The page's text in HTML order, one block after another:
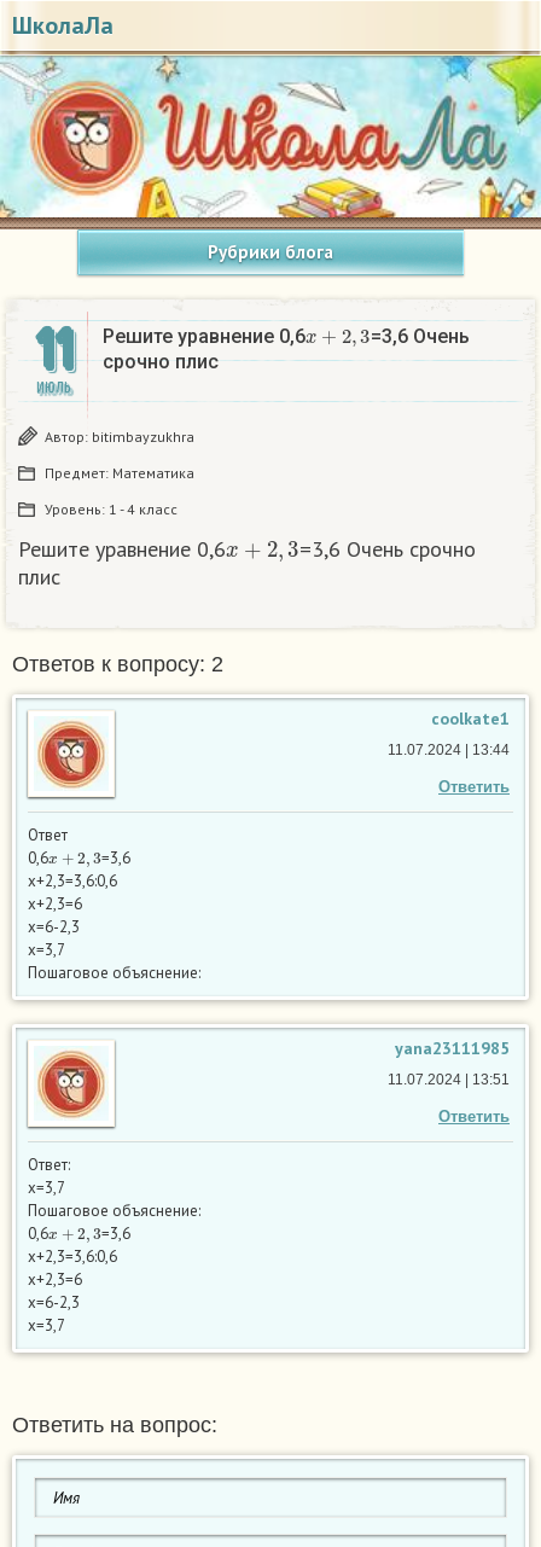
ШколаЛа
Рубрики блога
11
ИЮЛЬ
Решите уравнение 0,6x + 2 3
=3,6 Очень
срочно плис
Автор: bitimbayzukhra
Предмет: Математика
Уровень: 1 - 4 класс
Решите уравнение 0,6 3
=3,6 Очень срочно
плис
Ответов к вопросу: 2
coolkate1
Ответить
11.07.2024 | 13:44
Ответ
0,6
3
=3,6
x+2,3=3,6:0,6
x+2,3=6
x=6-2,3
x=3,7
Пошаговое объяснение:
yana23111985
Ответить
11.07.2024 | 13:51
Ответ:
x=3,7
Пошаговое объяснение:
0,6
3
=3,6
x+2,3=3,6:0,6
x+2,3=6
x=6-2,3
x=3,7
Ответить на вопрос: